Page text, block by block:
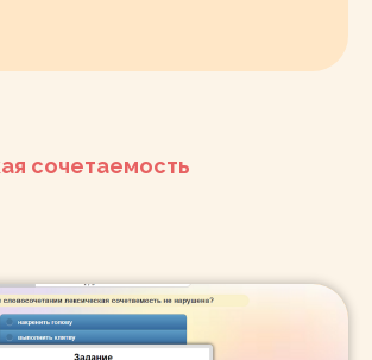
сочетаемость